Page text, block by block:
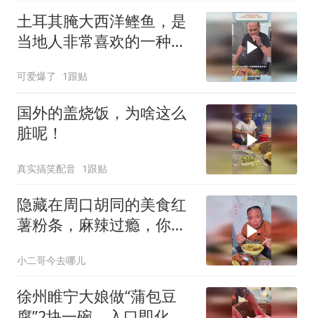
土耳其腌大西洋鲣鱼，是
当地人非常喜欢的一种美
可爱爆了 1跟贴
国外的盖烧饭，为啥这么
脏呢！
真实搞笑配音 1跟贴
隐藏在周口胡同的美食红
薯粉条，麻辣过瘾，你来
小二哥今去哪儿
徐州睢宁大娘做“蒲包豆